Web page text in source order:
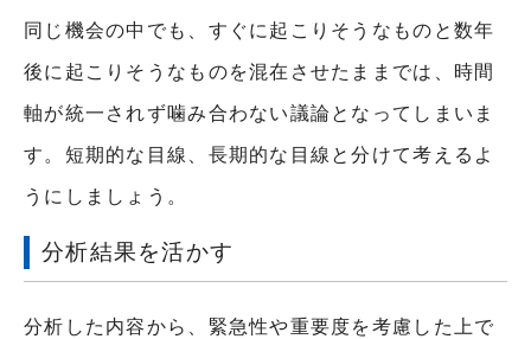
同じ機会の中でも、すぐに起こりそうなものと数年
後に起こりそうなものを混在させたままでは、時間
軸が統一されず噛み合わない議論となってしまいま
す。短期的な目線、長期的な目線と分けて考えるよ
うにしましょう。
分析結果を活かす
分析した内容から、緊急性や重要度を考慮した上で